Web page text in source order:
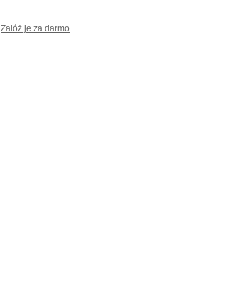
Załóż je za darmo